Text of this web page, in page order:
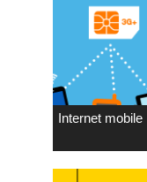
Internet mobile